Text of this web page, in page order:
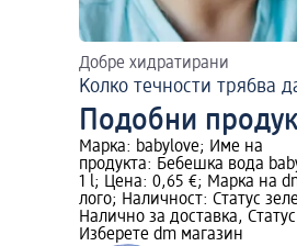
Добре хидратирани
Kолко течности трябва
Подобни
Марка: babylove; Име на
продукта: Бебешка вода
1 l; Цена: 0,65 €; Марка на
лого; Наличност: Статус
Налично за доставка,
Изберете dm магазин